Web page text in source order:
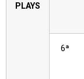
PLAYS
6ª